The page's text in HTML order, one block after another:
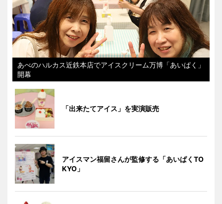
あべのハルカス近鉄本店でアイスクリーム万博「あいぱく」
開幕
「出来たてアイス」を実演販売
アイスマン福留さんが監修する「あいぱくTO
KYO」